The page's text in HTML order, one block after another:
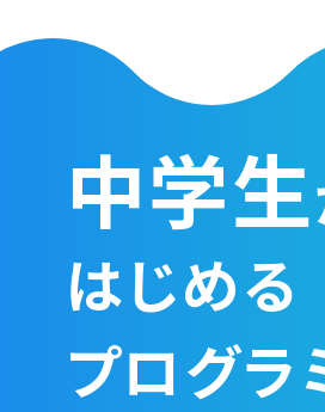
中学生
はじめる
プログラ